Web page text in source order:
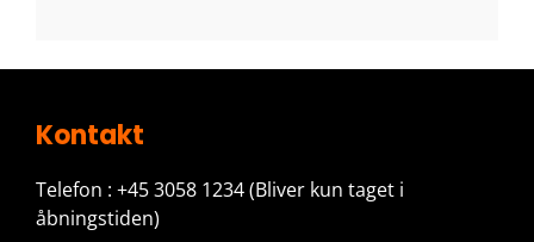
Kontakt
Telefon : +45 3058 1234(Bliver kun taget i
åbningstiden)